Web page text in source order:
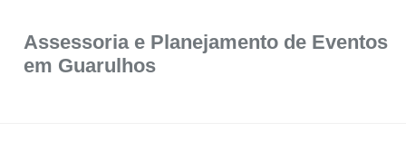
Assessoria e Planejamento de Eventos
em Guarulhos